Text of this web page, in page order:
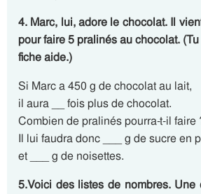
4. Marc, lui, adore le chocolat. Il
pour faire 5 pralinés au chocolat.
fiche aide.)
Si Marc a 450 g de chocolat au lait,
il aura __ fois plus de chocolat.
Combien de pralinés pourra-t-il faire
Il lui faudra donc ___ g de sucre en
et ___ g de noisettes.
5.Voici des listes de nombres. Une